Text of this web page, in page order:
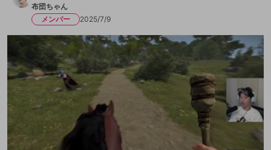
布団ちゃん
メンバー
2025/7/9